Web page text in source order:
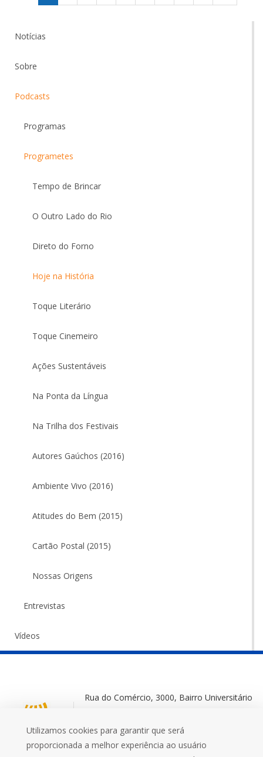
Notícias
Sobre
Podcasts
Programas
Programetes
Tempo de Brincar
O Outro Lado do Rio
Direto do Forno
Hoje na História
Toque Literário
Toque Cinemeiro
Ações Sustentáveis
Na Ponta da Língua
Na Trilha dos Festivais
Autores Gaúchos (2016)
Ambiente Vivo (2016)
Atitudes do Bem (2015)
Cartão Postal (2015)
Nossas Origens
Entrevistas
Vídeos
Rua do Comércio, 3000, Bairro Universitário
+55 (55) 3332 0572
Utilizamos cookies para garantir que será
proporcionada a melhor experiência ao usuário